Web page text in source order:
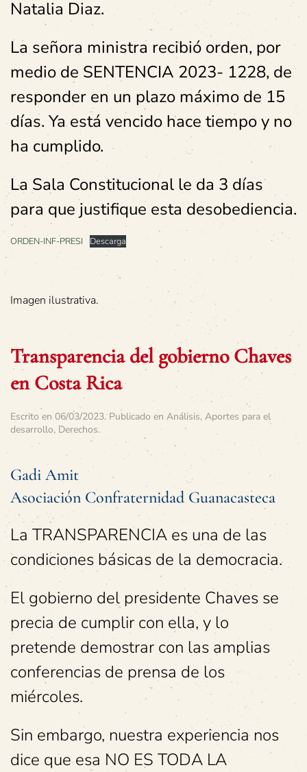
Natalia Diaz.
La señora ministra recibió orden, por
medio de SENTENCIA 2023- 1228, de
responder en un plazo máximo de 15
días. Ya está vencido hace tiempo y no
ha cumplido.
La Sala Constitucional le da 3 días
para que justifique esta desobediencia.
ORDEN-INF-PRESI Descarga
Imagen ilustrativa.
Transparencia del gobierno Chaves
en Costa Rica
Escrito en 06/03/2023. Publicado en Análisis, Aportes para el
desarrollo, Derechos.
Gadi Amit
Asociación Confraternidad Guanacasteca
La TRANSPARENCIA es una de las
condiciones básicas de la democracia.
El gobierno del presidente Chaves se
precia de cumplir con ella, y lo
pretende demostrar con las amplias
conferencias de prensa de los
miércoles.
Sin embargo, nuestra experiencia nos
dice que esa NO ES TODA LA